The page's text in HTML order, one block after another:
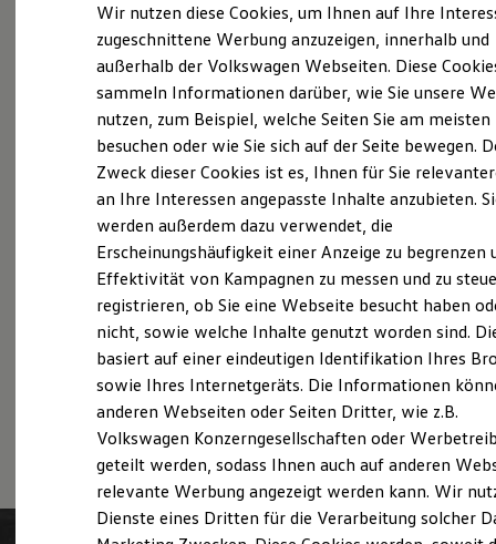
Elektroautos
ID. Tutorials
Elektrofahrzeugkonzepte
Reichweite
Reichweite der ID. Modelle
Reichweite im Winter
Laden
Laden unterwegs
Laden Zuhause
Ladezeitensimulator
Batterie
Sicherheit
Garantie und Lebensdauer
Nachhaltigkeit
Technologie
Kosten und Kauf
Verbrauchskosten
Kaufoptionen
E-Auto-Förderung
Software und Konnektivität
Die ID. Software 6
ID. Software Versionen und Updates
Digitale Extras
Schnittstellen zu Ihrem ID.
Probefahrt vereinbaren
Fahrzeugangebot anfordern
Servicetermin buchen
Serviceanfrage stellen
Wir nutzen diese Cookies, um Ihnen auf Ihre
zugeschnittene Werbung anzuzeigen, innerhalb und
außerhalb der Volkswagen Webseiten. Diese
sammeln Informationen darüber, wie Sie unsere
nutzen, zum Beispiel, welche Seiten Sie am meisten
besuchen oder wie Sie sich auf der Seite bewegen.
Zweck dieser Cookies ist es, Ihnen für Sie
an Ihre Interessen angepasste Inhalte anzubieten.
werden außerdem dazu verwendet, die
Erscheinungshäufigkeit einer Anzeige zu begrenzen
Effektivität von Kampagnen zu messen und zu
registrieren, ob Sie eine Webseite besucht haben
nicht, sowie welche Inhalte genutzt worden sind.
basiert auf einer eindeutigen Identifikation Ihres
sowie Ihres Internetgeräts. Die Informationen
anderen Webseiten oder Seiten Dritter, wie z.B.
Volkswagen Konzerngesellschaften oder
geteilt werden, sodass Ihnen auch auf anderen
relevante Werbung angezeigt werden kann. Wir
Dienste eines Dritten für die Verarbeitung solcher